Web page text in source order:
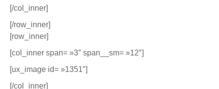
[/col_inner]
[/row_inner]
[row_inner]
[col_inner span= »3″ span__sm= »12″]
[ux_image id= »1351″]
[/col_inner]